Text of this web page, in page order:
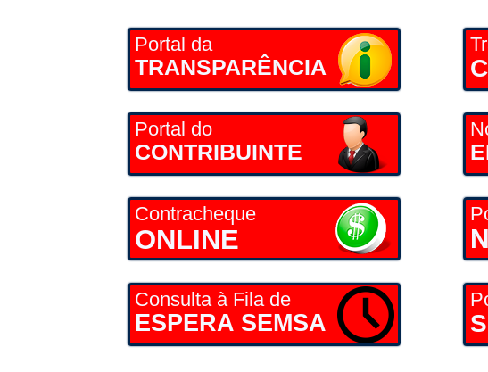
Portal da
TRANSPARÊNCIA
Portal do
CONTRIBUINTE
Contracheque
ONLINE
Consulta à Fila de
ESPERA SEMSA